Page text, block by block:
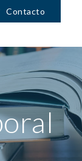
Contacto